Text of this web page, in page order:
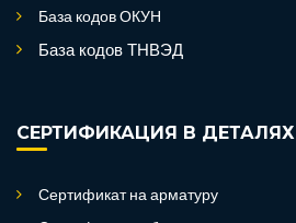
База кодов ОКУН
База кодов ТНВЭД
СЕРТИФИКАЦИЯ В ДЕТАЛЯХ
Сертификат на арматуру